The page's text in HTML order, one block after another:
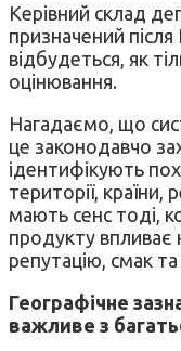
Керівний склад
призначений
відбудеться, як
оцінювання.
Нагадаємо, що
це законодавчо
ідентифікують
території, країни,
мають сенс тоді,
продукту впливає
репутацію, смак
Географічне
важливе з